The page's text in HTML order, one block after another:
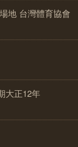
地 台灣體育協會
大正12年